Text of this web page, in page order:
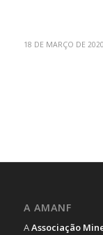
18 DE MARÇO DE 2020
A AMANF
AAssociação